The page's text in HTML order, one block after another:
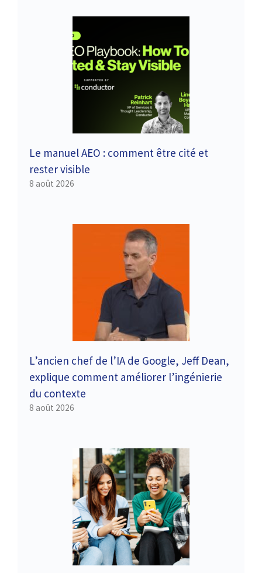
Le manuel AEO : comment être cité et
rester visible
8 août 2026
L’ancien chef de l’IA de Google, Jeff Dean,
explique comment améliorer l’ingénierie
du contexte
8 août 2026